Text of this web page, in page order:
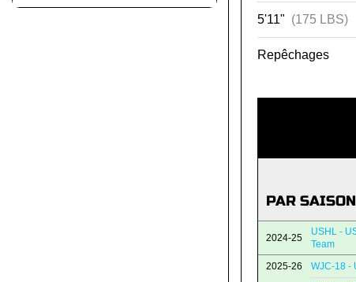
5'11" (175 LBS)
Repêchages
PAR SAISON
2024-25
USHL -
Team
2025-26 WJC-18 -